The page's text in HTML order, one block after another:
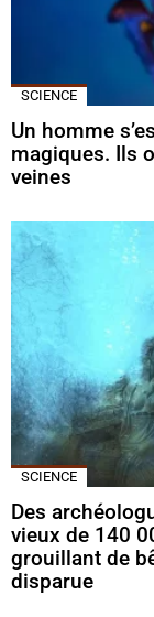
SCIENCE
Un homme
magiques. Ils
veines
SCIENCE
Des
vieux de 140
grouillant de
disparue